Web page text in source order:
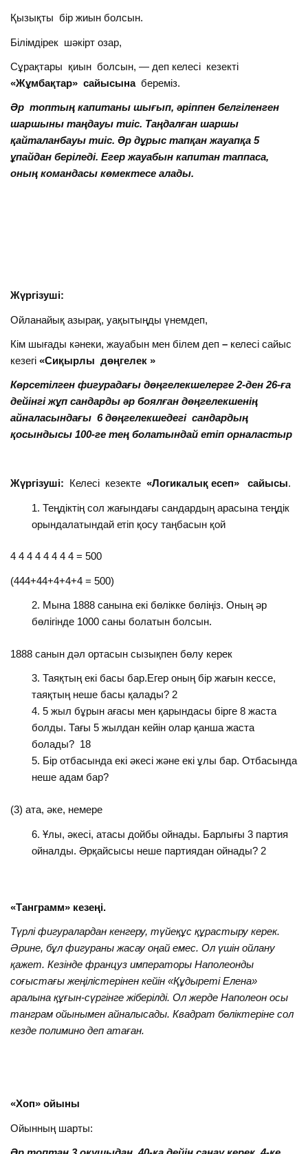
Қызықты бір жиын болсын.
Білімдірек шәкірт озар,
Сұрақтары қиын болсын, — деп келесі кезекті
«Жұмбақтар» сайысынабереміз.
Әр топтың капитаны шығып, әріппен белгіленген
шаршыны таңдауы тиіс. Таңдалған шаршы
қайталанбауы тиіс. Әр дұрыс тапқан жауапқа 5
ұпайдан беріледі. Егер жауабын капитан таппаса,
оның командасы көмектесе алады.
Жүргізуші:
Ойланайық азырақ, уақытыңды үнемдеп,
Кім шығады кәнеки, жауабын мен білем деп – келесі сайыс
кезегі«Сиқырлы дөңгелек »
Көрсетілген фигурадағы дөңгелекшелерге 2-ден 26-ға
дейінгі жұп сандарды әр боялған дөңгелекшенің
айналасындағы 6 дөңгелекшедегі сандардың
қосындысы 100-ге тең болатындай етіп орналастыр
Жүргізуші: Келесі кезекте«Логикалық есеп» сайысы.
Теңдіктің сол жағындағы сандардың арасына теңдік
орындалатындай етіп қосу таңбасын қой
4 4 4 4 4 4 4 4 = 500
(444+44+4+4+4 = 500)
Мына 1888 санына екі бөлікке бөліңіз. Оның әр
бөлігінде 1000 саны болатын болсын.
1888 санын дәл ортасын сызықпен бөлу керек
Таяқтың екі басы бар.Егер оның бір жағын кессе,
таяқтың неше басы қалады? 2
5 жыл бұрын ағасы мен қарындасы бірге 8 жаста
болды. Тағы 5 жылдан кейін олар қанша жаста
болады? 18
Бір отбасында екі әкесі және екі ұлы бар. Отбасында
неше адам бар?
(3) ата, әке, немере
Ұлы, әкесі, атасы дойбы ойнады. Барлығы 3 партия
ойналды. Әрқайсысы неше партиядан ойнады? 2
«Танграмм» кезеңі.
Түрлі фигуралардан кенгеру, түйеқұс құрастыру керек.
Әрине, бұл фигураны жасау оңай емес. Ол үшін ойлану
қажет. Кезінде француз императоры Наполеонды
соғыстағы жеңілістерінен кейін «Құдыреті Елена»
аралына құғын-сүргінге жіберілді. Ол жерде Наполеон осы
танграм ойынымен айналысады. Квадрат бөліктеріне сол
кезде полимино деп атаған.
«Хоп» ойыны
Ойынның шарты: